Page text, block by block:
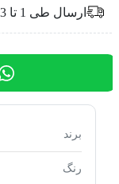
ارسال طی 1 تا 3 روز کاری
برند
رنگ